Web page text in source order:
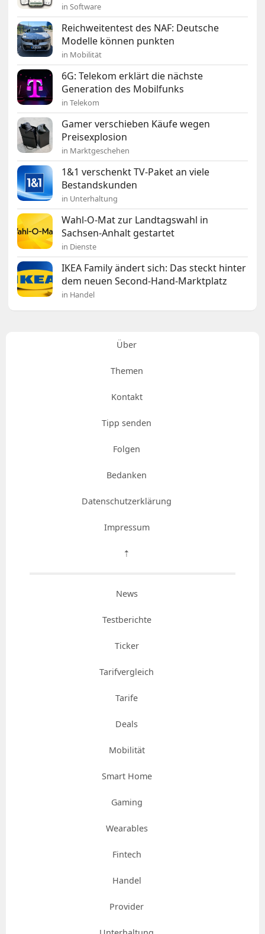
in Software
Reichweitentest des NAF: Deutsche
Modelle können punkten
in Mobilität
6G: Telekom erklärt die nächste
Generation des Mobilfunks
in Telekom
Gamer verschieben Käufe wegen
Preisexplosion
in Marktgeschehen
1&1 verschenkt TV-Paket an viele
Bestandskunden
in Unterhaltung
Wahl-O-Mat zur Landtagswahl in
Sachsen-Anhalt gestartet
in Dienste
IKEA Family ändert sich: Das steckt hinter
dem neuen Second-Hand-Marktplatz
in Handel
Über
Themen
Kontakt
Tipp senden
Folgen
Bedanken
Datenschutzerklärung
Impressum
⇡
News
Testberichte
Ticker
Tarifvergleich
Tarife
Deals
Mobilität
Smart Home
Gaming
Wearables
Fintech
Handel
Provider